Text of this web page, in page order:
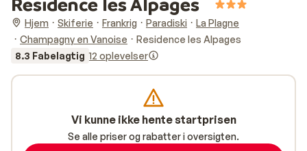
Hjem Skiferie Frankrig Paradiski
La Plagne
Champagny en Vanoise
Residence les Alpages
8.3 Fabelagtig 12 oplevelser
Vi kunne ikke hente startprisen
Se alle priser og rabatter i oversigten.